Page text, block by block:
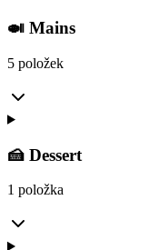
🍛 Mains
5 položek
🍰 Dessert
1 položka